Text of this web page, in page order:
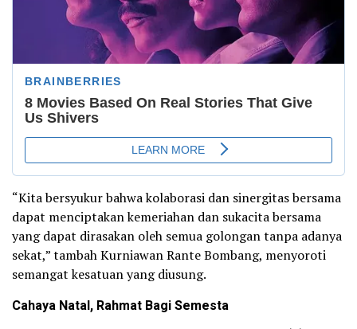
“Kita bersyukur bahwa kolaborasi dan sinergitas bersama
dapat menciptakan kemeriahan dan sukacita bersama
yang dapat dirasakan oleh semua golongan tanpa adanya
sekat,” tambah Kurniawan Rante Bombang, menyoroti
semangat kesatuan yang diusung.
Cahaya Natal, Rahmat Bagi Semesta